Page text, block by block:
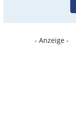
- Anzeige -